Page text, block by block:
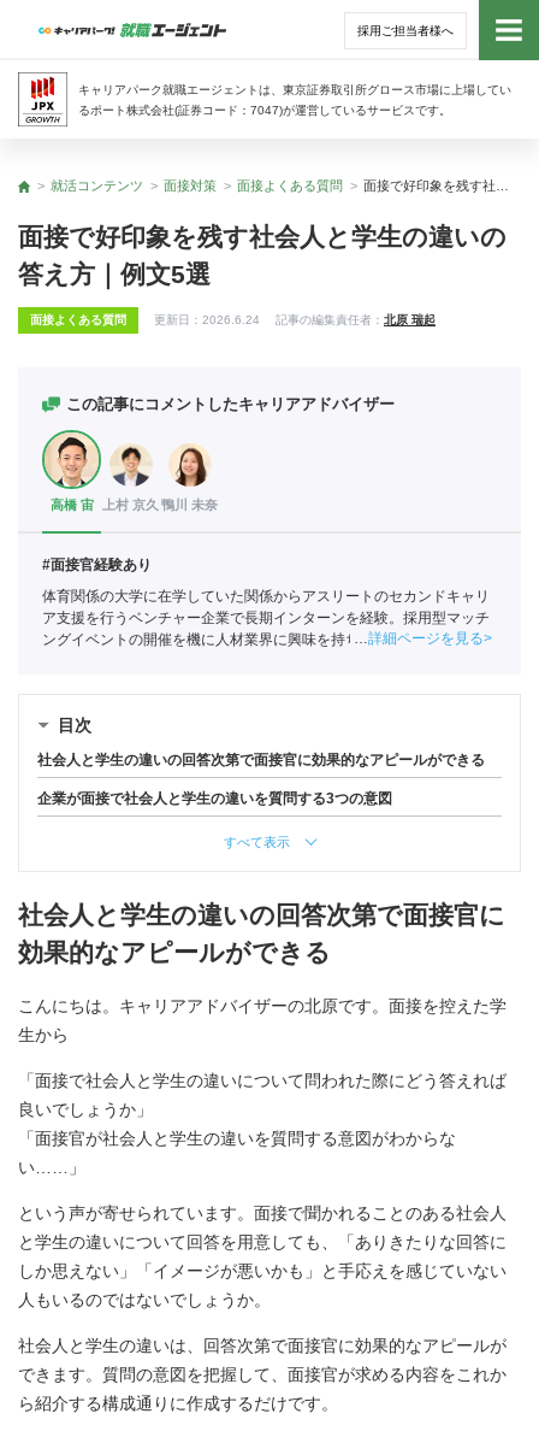
採用ご担当者様へ
キャリアパーク就職エージェントは、東京証券取引所グロース市場に上場してい
るポート株式会社(証券コード：7047)が運営しているサービスです。
トッ
トップ
就活コンテンツ 面接対策 面接よくある質問
面接で好印象を残す社会人と学生の違いの
答え方｜例文5選
面接よくある質問 更新日： 2026.6.24 記事の編集責任者： 北原 瑞起
この記事にコメントしたキャリアアドバイザー
高橋 宙 上村 京久 鴨川 未奈
#面接官経験あり
体育関係の大学に在学していた関係からアスリートのセカンドキャリ
ア支援を行うベンチャー企業で長期インターンを経験。採用型マッチ
ングイベントの開催を機に人材業界に興味を持ち始め、ポートに新卒
詳細ページを見る
目次
社会人と学生の違いの回答次第で面接官に効果的なアピールができる
企業が面接で社会人と学生の違いを質問する3つの意図
すべて表示
社会人と学生の違いの回答次第で面接官に
効果的なアピールができる
こんにちは。キャリアアドバイザーの北原です。面接を控えた学
生から
「面接で社会人と学生の違いについて問われた際にどう答えれば
良いでしょうか」
「面接官が社会人と学生の違いを質問する意図がわからな
い……」
という声が寄せられています。面接で聞かれることのある社会人
と学生の違いについて回答を用意しても、「ありきたりな回答に
しか思えない」「イメージが悪いかも」と手応えを感じていない
人もいるのではないでしょうか。
社会人と学生の違いは、回答次第で面接官に効果的なアピールが
できます。質問の意図を把握して、面接官が求める内容をこれか
ら紹介する構成通りに作成するだけです。